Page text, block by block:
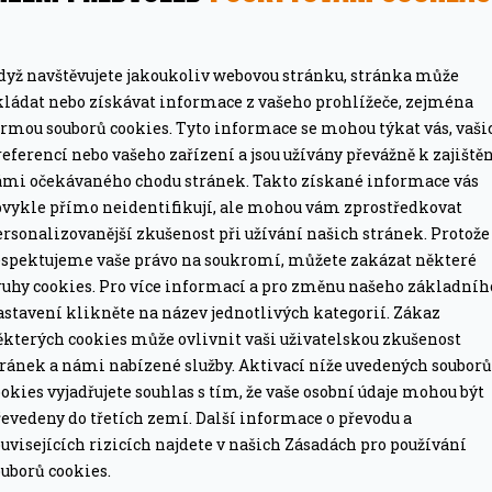
navštěvujete jakoukoliv webovou stránku, stránka může
nebo získávat informace z vašeho prohlížeče, zejména
souborů cookies. Tyto informace se mohou týkat vás,
nebo vašeho zařízení a jsou užívány převážně k
očekávaného chodu stránek. Takto získané informace vás
přímo neidentifikují, ale mohou vám zprostředkovat
zkušenost při užívání našich stránek. Protože
vaše právo na soukromí, můžete zakázat některé
cookies. Pro více informací a pro změnu našeho
klikněte na název jednotlivých kategorií. Zákaz
cookies může ovlivnit vaši uživatelskou zkušenost
a námi nabízené služby. Aktivací níže uvedených souborů
vyjadřujete souhlas s tím, že vaše osobní údaje mohou být
do třetích zemí. Další informace o převodu a
rizicích najdete v našich Zásadách pro používání
cookies.
pro grily nad 15 tis. Kč.
MÁTE DOPRAVU ZDARMA
Při objednávce nad 2
nákup jako dárek
PROFESIONÁLNÍ
Poradíme online i